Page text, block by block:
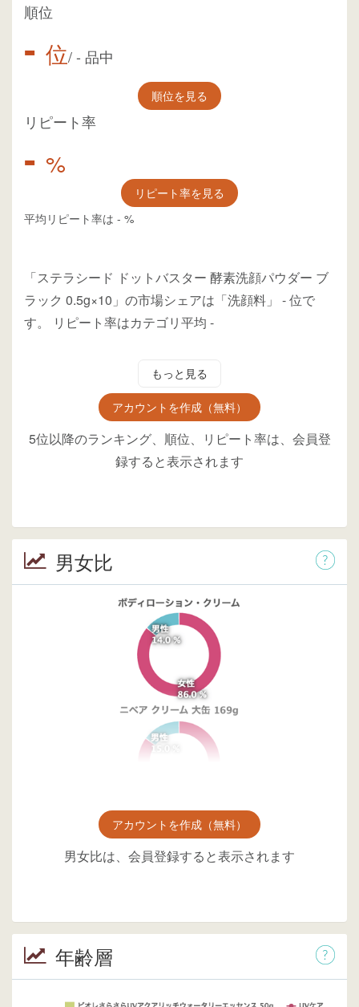
順位
- 位/- 品中
順位を見る
リピート率
- %
リピート率を見る
平均リピート率は - %
「ステラシード ドットバスター 酵素洗顔パウダー ブ
ラック 0.5g×10」の市場シェアは「洗顔料」 -位で
す。
リピート率はカテゴリ平均 -
もっと見る
アカウントを作成（無料）
5位以降のランキング、順位、リピート率は、会員登
録すると表示されます
男女比
アカウントを作成（無料）
男女比は、会員登録すると表示されます
年齢層